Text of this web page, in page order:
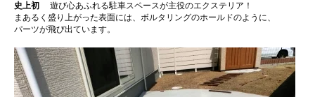
史上初
遊び心あふれる駐車スペースが主役のエクステリア！
まあるく盛り上がった表面には、ボルタリングのホールドのように、
パーツが飛び出ています。